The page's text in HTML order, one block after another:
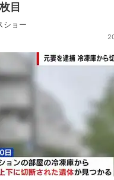
目
ショー